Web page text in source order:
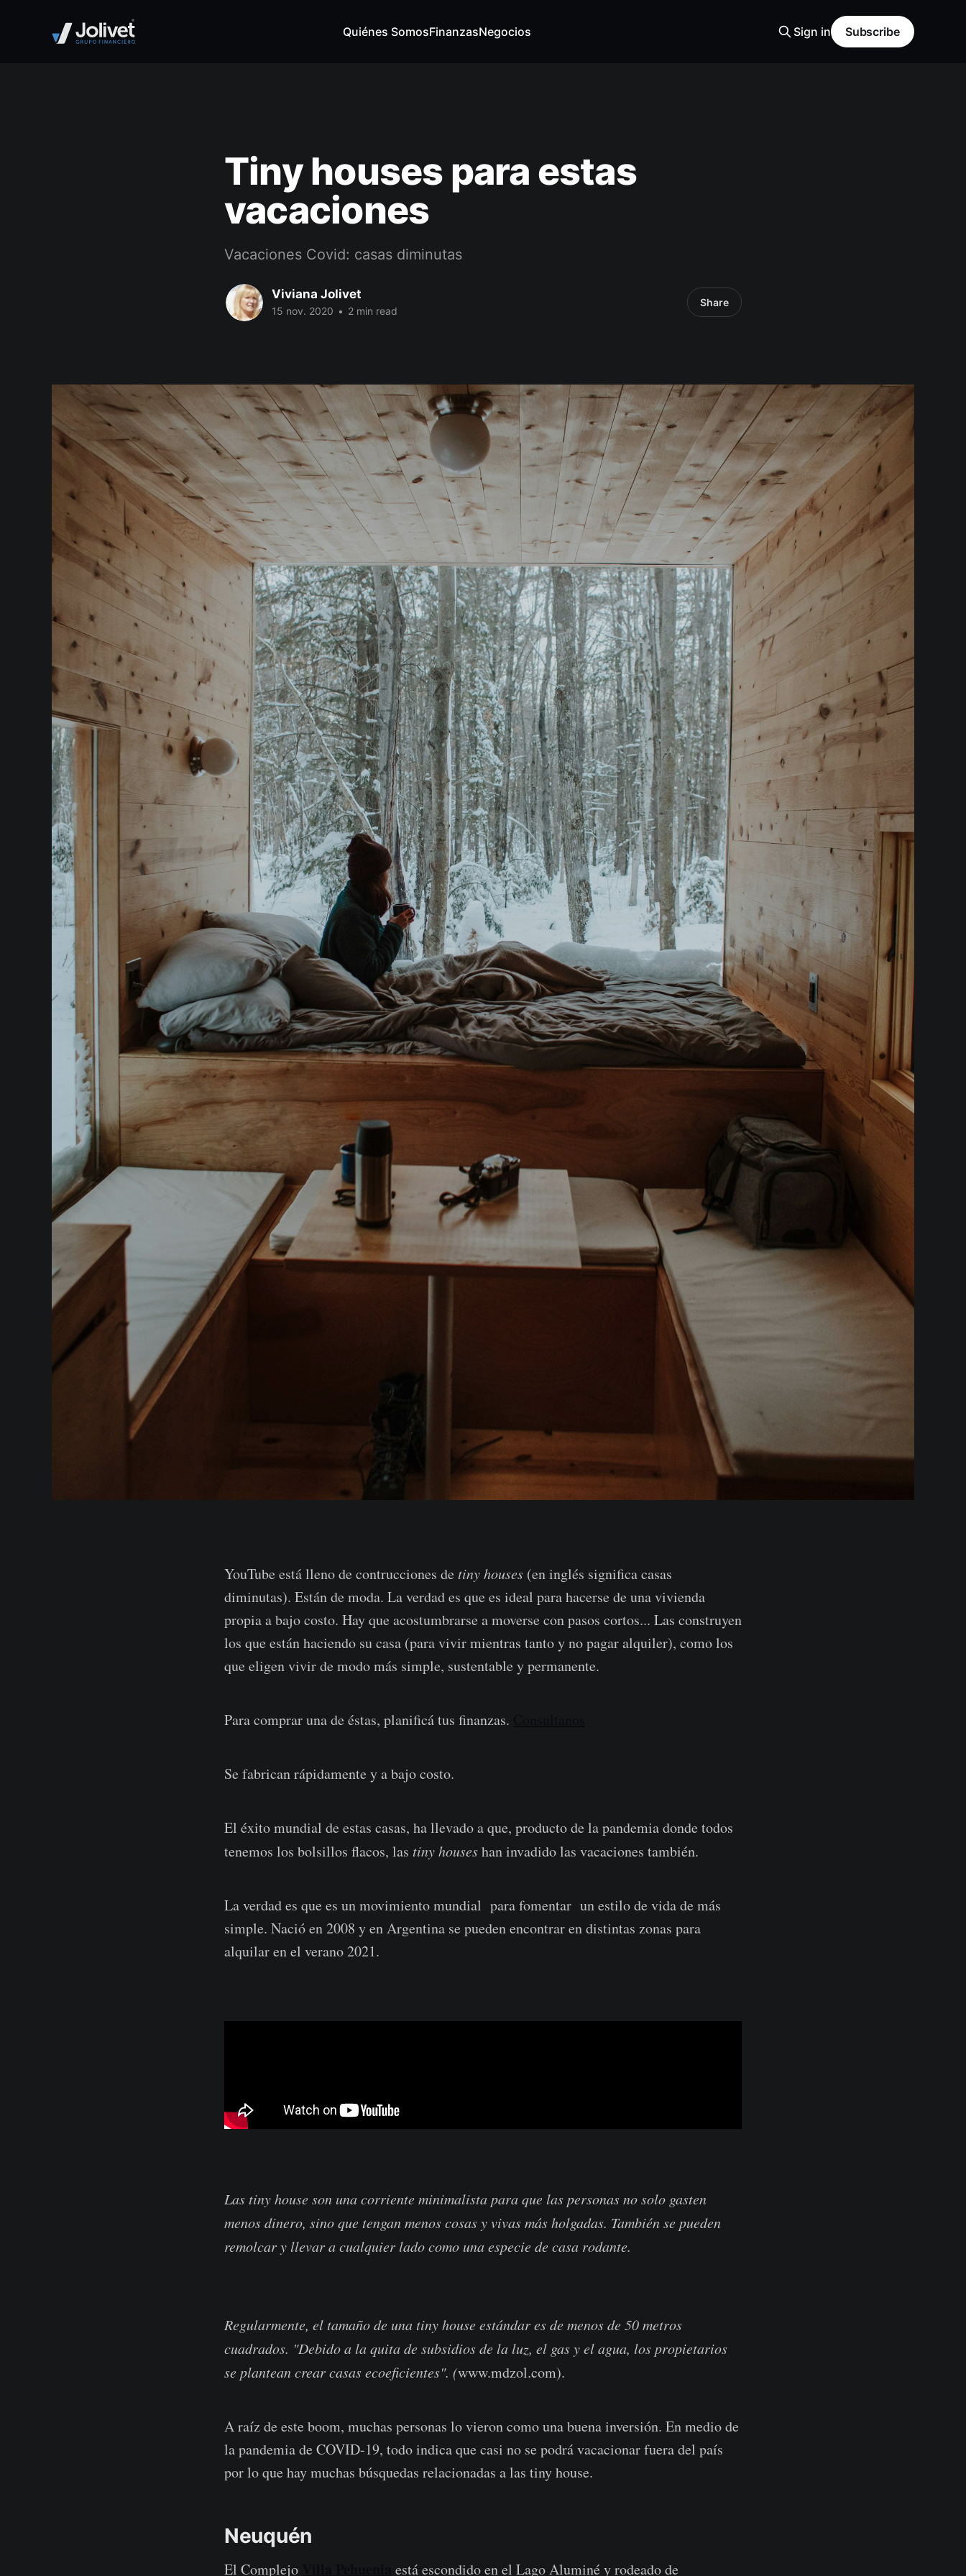
Quiénes SomosFinanzasNegocios Sign in Subscribe
Tiny houses para estas
vacaciones
Vacaciones Covid: casas diminutas
Viviana Jolivet
15 nov. 2020 • 2 min read
Share
YouTube está lleno de contrucciones de tiny houses (en inglés significa casas
diminutas). Están de moda. La verdad es que es ideal para hacerse de una vivienda
propia a bajo costo. Hay que acostumbrarse a moverse con pasos cortos... Las construyen
los que están haciendo su casa (para vivir mientras tanto y no pagar alquiler), como los
que eligen vivir de modo más simple, sustentable y permanente.
Para comprar una de éstas, planificá tus finanzas.
Se fabrican rápidamente y a bajo costo.
El éxito mundial de estas casas, ha llevado a que, producto de la pandemia donde todos
tenemos los bolsillos flacos, las tiny houseshan invadido las vacaciones también.
La verdad es que es un movimiento mundial para fomentar un estilo de vida de más
simple. Nació en 2008 y en Argentina se pueden encontrar en distintas zonas para
alquilar en el verano 2021.
Las tiny house son una corriente minimalista para que las personas no solo gasten
menos dinero, sino que tengan menos cosas y vivas más holgadas. También se pueden
remolcar y llevar a cualquier lado como una especie de casa rodante.
Regularmente, el tamaño de una tiny house estándar es de menos de 50 metros
cuadrados. "Debido a la quita de subsidios de la luz, el gas y el agua, los propietarios
se plantean crear casas ecoeficientes". (www.mdzol.com).
A raíz de este boom, muchas personas lo vieron como una buena inversión. En medio de
la pandemia de COVID-19, todo indica que casi no se podrá vacacionar fuera del país
por lo que hay muchas búsquedas relacionadas a las tiny house.
Neuquén
El Complejo está escondido en el Lago Aluminé y rodeado de